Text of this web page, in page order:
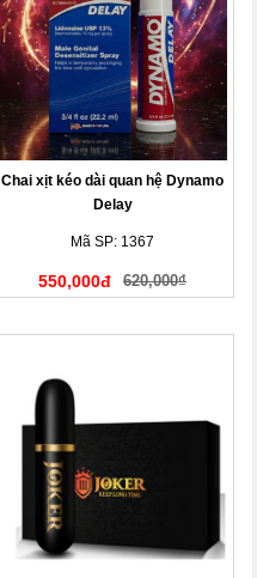
Chai xịt kéo dài quan hệ Dynamo
Delay
Mã SP: 1367
550,000đ 620,000₫